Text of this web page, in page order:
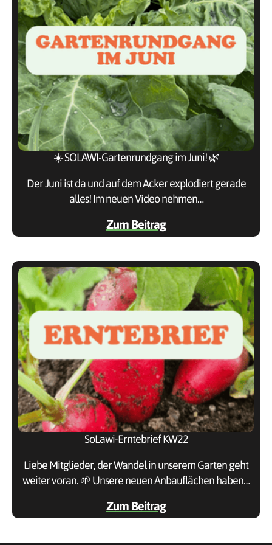
☀️ SOLAWI-Gartenrundgang im Juni! 🌿
Der Juni ist da und auf dem Acker explodiert gerade
alles! Im neuen Video nehmen…
Zum Beitrag
SoLawi-Erntebrief KW22
Liebe Mitglieder, der Wandel in unserem Garten geht
weiter voran. 🌱 Unsere neuen Anbauflächen haben…
Zum Beitrag